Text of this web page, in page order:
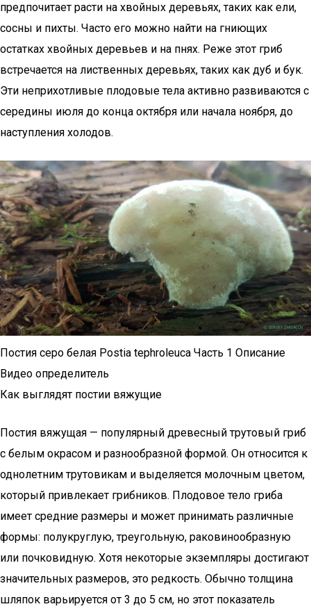
предпочитает расти на хвойных деревьях, таких как ели,
сосны и пихты. Часто его можно найти на гниющих
остатках хвойных деревьев и на пнях. Реже этот гриб
встречается на лиственных деревьях, таких как дуб и бук.
Эти неприхотливые плодовые тела активно развиваются с
середины июля до конца октября или начала ноября, до
наступления холодов.
Постия серо белая Postia tephroleuca Часть 1 Описание
Видео определитель
Как выглядят постии вяжущие
Постия вяжущая — популярный древесный трутовый гриб
с белым окрасом и разнообразной формой. Он относится к
однолетним трутовикам и выделяется молочным цветом,
который привлекает грибников. Плодовое тело гриба
имеет средние размеры и может принимать различные
формы: полукруглую, треугольную, раковинообразную
или почковидную. Хотя некоторые экземпляры достигают
значительных размеров, это редкость. Обычно толщина
шляпок варьируется от 3 до 5 см, но этот показатель